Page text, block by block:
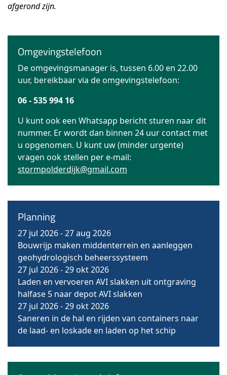
afgerond zijn.
Omgevingstelefoon
De omgevingsmanager is, tussen 6.00 en 22.00
uur, bereikbaar via de omgevingstelefoon:
06 - 535 994 16
U kunt ook een Whatsapp bericht sturen naar dit
nummer. Er wordt dan binnen 24 uur contact met
u opgenomen. U kunt uw (minder urgente)
vragen ook stellen per e-mail:
stormpolderdijk@gmail.com
Planning
27 jul 2026-27 aug 2026
Bouwrijp maken middenterrein en aanleggen
geohydrologisch beheerssysteem
27 jul 2026-29 okt 2026
Laden en vervoeren AVI slakken uit ontgraving
halfase 5 naar depot AVI slakken
27 jul 2026-29 okt 2026
Saneren in de hal en rijden van containers naar
de laad- en loskade en laden op het schip